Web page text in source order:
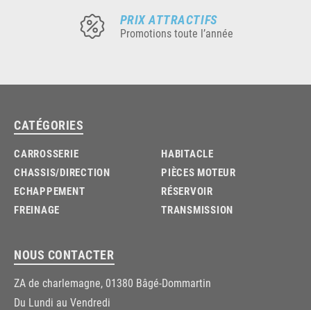
PRIX ATTRACTIFS
Promotions toute l’année
CATÉGORIES
CARROSSERIE
CHASSIS/DIRECTION
ECHAPPEMENT
FREINAGE
HABITACLE
PIÈCES MOTEUR
RÉSERVOIR
TRANSMISSION
NOUS CONTACTER
ZA de charlemagne, 01380 Bâgé-Dommartin
Du Lundi au Vendredi